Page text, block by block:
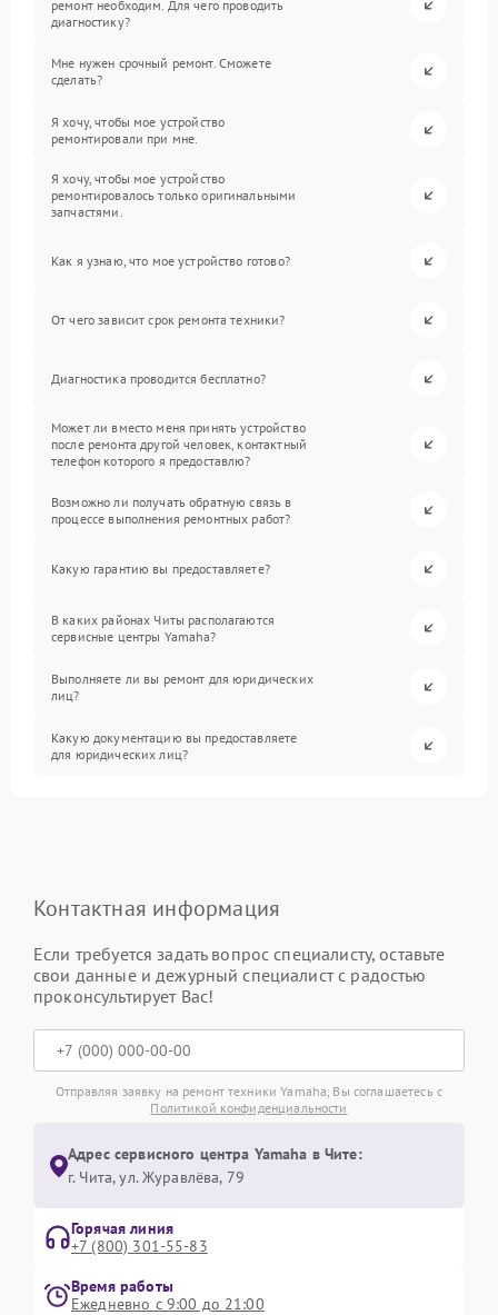
ремонт необходим. Для чего проводить
диагностику?
Мне нужен срочный ремонт. Сможете
сделать?
Я хочу, чтобы мое устройство
ремонтировали при мне.
Я хочу, чтобы мое устройство
ремонтировалось только оригинальными
запчастями.
Как я узнаю, что мое устройство готово?
От чего зависит срок ремонта техники?
Диагностика проводится бесплатно?
Может ли вместо меня принять устройство
после ремонта другой человек, контактный
телефон которого я предоставлю?
Возможно ли получать обратную связь в
процессе выполнения ремонтных работ?
Какую гарантию вы предоставляете?
В каких районах Читы располагаются
сервисные центры Yamaha?
Выполняете ли вы ремонт для юридических
лиц?
Какую документацию вы предоставляете
для юридических лиц?
Контактная информация
Если требуется задать вопрос специалисту, оставьте
свои данные и дежурный специалист с радостью
проконсультирует Вас!
Отправляя заявку на ремонт техники Yamaha, Вы соглашаетесь с
Политикой конфиденциальности
Адрес сервисного центра Yamaha в Чите:
г. Чита, ул. Журавлёва, 79
Горячая линия
+7 (800) 301-55-83
Время работы
Ежедневно с 9:00 до 21:00